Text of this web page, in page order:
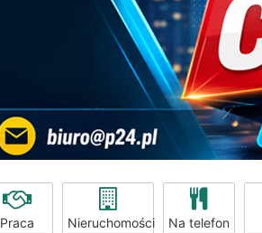
Praca Nieruchomości Na telefon